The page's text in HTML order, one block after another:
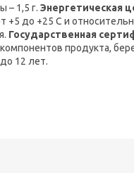
– 1,5 г. Энергетическая
+5 до +25 С и
Государственная
продукта,
12 лет.